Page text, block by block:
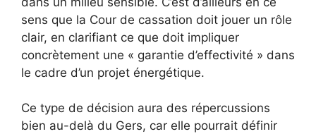
sens que la Cour de cassation doit jouer un rôle
clair, en clarifiant ce que doit impliquer
concrètement une « garantie d’effectivité » dans
le cadre d’un projet énergétique.
Ce type de décision aura des répercussions
bien au-delà du Gers, car elle pourrait définir